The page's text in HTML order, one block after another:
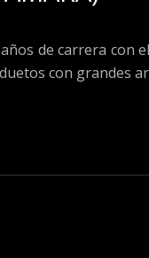
de carrera con
con grandes